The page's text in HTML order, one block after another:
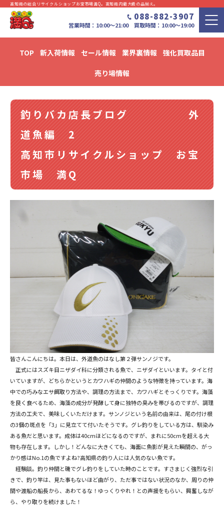
高知県の総合リサイクルショップお宝市場満Q。⾼知県内最⼤級の品揃え。
088-882-3907
営業時間：10:00〜21:00 買取時間：10:00～19:00
TOP 新入荷情報 セール情報 業界裏情報 強化買取品目
売り場情報
新入荷・セール情報・リユース情報 ブログ
釣りバカ店長ブログ 外
道魚編 2
高知市リサイクルショップ お宝
市場 満Q
皆さんこんにちは。本日は、外道魚のはなし第２弾サンノジです。
正式にはスズキ目ニザダイ科に分類される魚で、ニザダイといいます。タイと付
いていますが、どちらかというとカワハギの仲間のような特徴を持っています。海
中での巧みなエサ餌取り方法や、調理の方法まで、カワハギとそっくりです。海藻
を良く食べるため、海藻の成分が発酵して身に独特の臭みを帯びるのですが、調理
方法の工夫で、美味しくいただけます。サンノジという名前の由来は、尾の付け根
の3個の斑点を「3」に見立てて付いたそうです。グレ釣りをしている方は、馴染み
ある魚だと思います。成体は40cmほどになるのですが、まれに50cmを超える大
物も存在します。しかし！どんなに大きくても、海面に魚影が見えた瞬間の、がっ
かり感はNo.1の魚ですよね?高知県の釣り人には人気のない魚です。
経験談。釣り仲間と磯でグレ釣りをしていた時のことです。すさまじく強烈な引
きで、釣り竿は、見た事もないほど曲がり、ただ事ではない状況のなか、周りの仲
間や渡船の船長から、あわてるな！ゆっくりやれ！との声援をもらい、興奮しなが
ら、やり取りを続けました！